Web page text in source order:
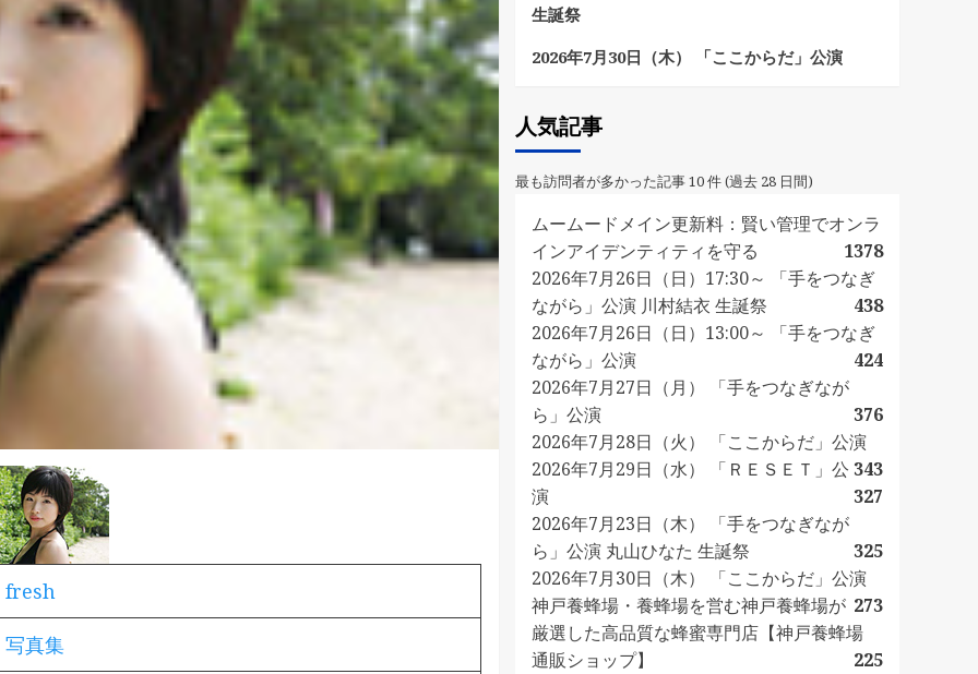
fresh
写真集
生誕祭
2026年7月30日（木） 「ここからだ」公演
人気記事
最も訪問者が多かった記事 10 件 (過去 28 日間)
ムームードメイン更新料：賢い管理でオンラ
インアイデンティティを守る
1378
2026年7月26日（日）17:30～ 「手をつなぎ
ながら」公演 川村結衣 生誕祭
438
2026年7月26日（日）13:00～ 「手をつなぎ
ながら」公演
424
2026年7月27日（月） 「手をつなぎなが
ら」公演
376
2026年7月28日（火） 「ここからだ」公演
343
2026年7月29日（水） 「ＲＥＳＥＴ」公
演
327
2026年7月23日（木） 「手をつなぎなが
ら」公演 丸山ひなた 生誕祭
325
2026年7月30日（木） 「ここからだ」公演
273
神戸養蜂場・養蜂場を営む神戸養蜂場が
厳選した高品質な蜂蜜専門店【神戸養蜂場
通販ショップ】
225